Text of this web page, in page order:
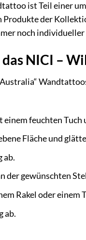
ist Teil einer
Produkte der
noch
NICI –
feuchten Tuch
Fläche und
ab.
der gewünschten
Rakel oder einem
ab.